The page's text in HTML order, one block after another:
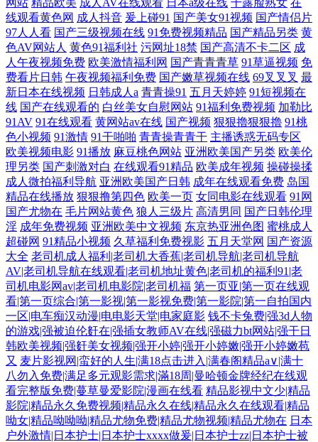
线观看黄色网 成人抖音 爰上碰91 国产美女91视频 国产情侣片
97人人看 国产三级视频在线 91免费视频精品 国产精品另类 黄
色AV网站人 黄色91福利社 污网址18禁 国产高清不卡二区 成
人午夜视频免费 欧美激情福利网 国产青青青草 91草逼视频 免
费看片日韩 午夜视频福利免费 国产嫩草视频在线 69叉叉叉 最
新日本在线视频 日韩成人a 青青操91 五月天婷婷 91短视频在
线 国产在线观看的 白丝美女自慰网站 91福利免费视频 加勒比
91AV 91在线观看 黄网站av在线 国产视频 狠狠擼狠狠擼 91桃
色小视频 91激情 91干啪啪 青青操青青干 主播诱惑无码专区
欧美视频电影 91播放 麻豆桃色网站 亚洲欧美国产另类 欧美伦
理另类 国产刺激对白 在线观看91精品 欧美成年视频 操碰操揉
成人微拍福利导航 亚洲欧美国产日韩 成年在线观看免费 岛国
精品在线播放 狠狠撸第四色 欧美一页 女同电影在线观看 91网
国产尤物在 毛片网站黄色 狼人三级片 高清男同 国产日韩伦理
淫 成年免费视频 亚洲欧美中文视频 东京热亚洲色图 蜜桃成人
超碰网 91精品小视频 久草福利免费视影 五月天堂网 国产资源
大全 老司机成人福利|老司机大香蕉|老司机导航|老司机导航
AV|老司机导航在线观看|老司机地址黄色|老司机的福利91|老
司机电影网av|老司机电影院|老司机福 第一页亚|第一页在线观
看|第一页综合|第一影视|第一影视免费|第一影院|第一自拍国内
一区|电车痴汉动漫|电电影天堂|电家庭影 钱不卡兔费|强3d人物
的游戏|强被迫伦姧在|强插女教师AV在线|强磁力bt网站|强干日
韩欧美视频|强姧美女视频|强开小婷|强开小婷嫩|强开小婷嫩苞
又 麦片影视网|蛮好的人生|满18点击进入|满春阁精品a∨|满十
八勿入免费|满足多元观影需求|滿18周|曼哈顿金牌经纪在线观
看完整版免费|蔓草曼爱影院|漫画在线看 精品影视中文少|精品
影院|精品永久免费视频|精品永久在线|精品永久在线观看|精品
呦女|精品呦呦呦|精品尤物免费|精品尤物视频|精品尤物在 日本
户外激情|日本护士|日本护士xxxx做爰|日本护士zz|日本护士被